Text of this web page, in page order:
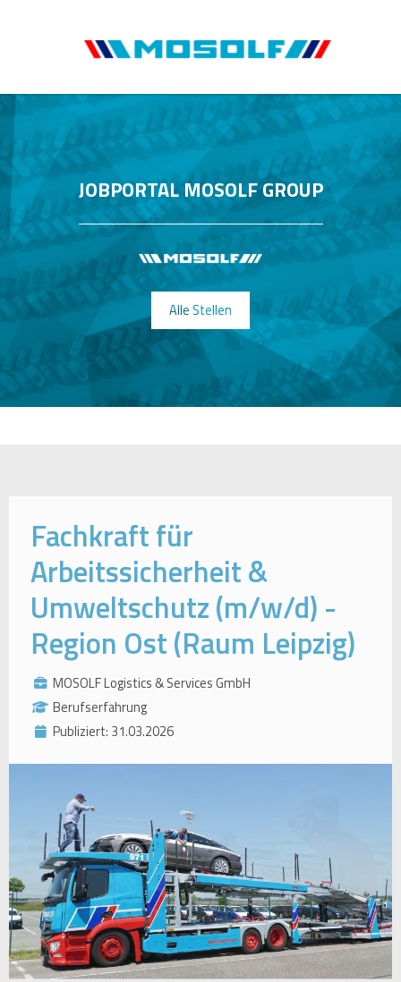
JOBPORTAL MOSOLF GROUP
Alle Stellen
Fachkraft für
Arbeitssicherheit &
Umweltschutz (m/w/d) -
Region Ost (Raum Leipzig)
MOSOLF Logistics & Services GmbH
Berufserfahrung
Publiziert: 31.03.2026